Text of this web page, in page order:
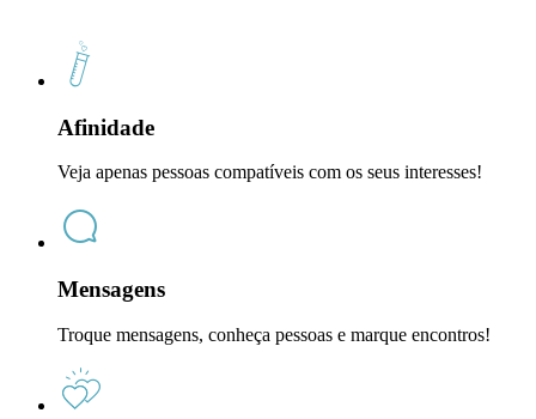
Afinidade
Veja apenas pessoas compatíveis com os seus interesses!
Mensagens
Troque mensagens, conheça pessoas e marque encontros!